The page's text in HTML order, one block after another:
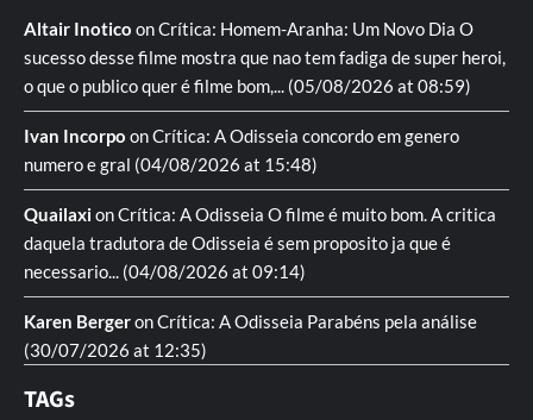
Altair Inotico onCrítica: Homem-Aranha: Um Novo Dia O
sucesso desse filme mostra que nao tem fadiga de super heroi,
o que o publico quer é filme bom,... (05/08/2026 at 08:59)
Ivan Incorpo onCrítica: A Odisseia concordo em genero
numero e gral (04/08/2026 at 15:48)
QuailaxionCrítica: A Odisseia O filme é muito bom. A critica
daquela tradutora de Odisseia é sem proposito ja que é
necessario... (04/08/2026 at 09:14)
Karen BergeronCrítica: A Odisseia Parabéns pela análise
(30/07/2026 at 12:35)
TAGs